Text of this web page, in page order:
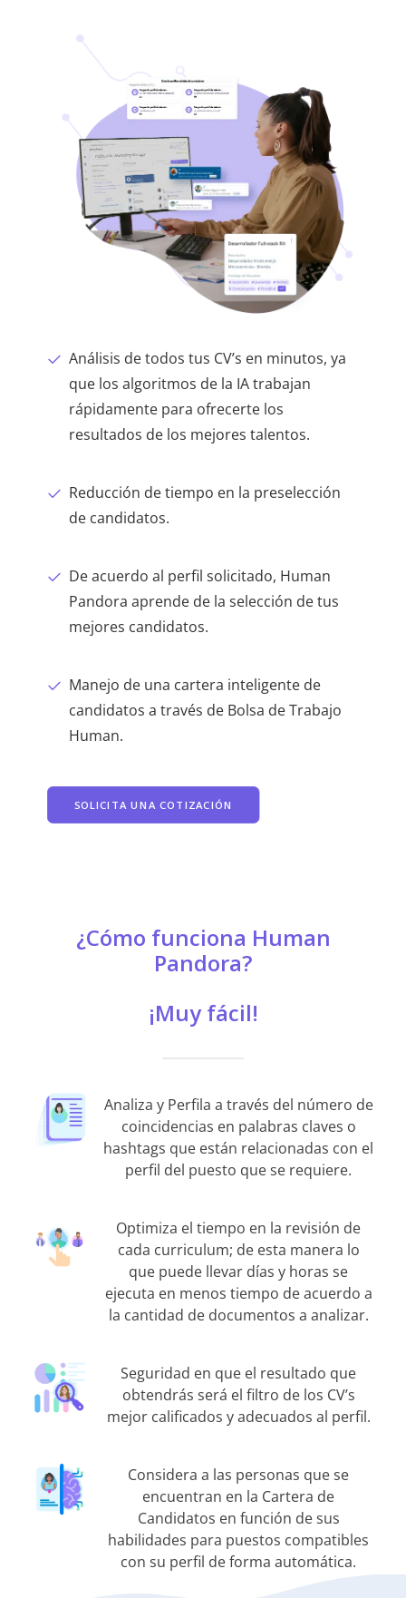
Análisis de todos tus CV’s en minutos, ya
que los algoritmos de la IA trabajan
rápidamente para ofrecerte los
resultados de los mejores talentos.
Reducción de tiempo en la preselección
de candidatos.
De acuerdo al perfil solicitado, Human
Pandora aprende de la selección de tus
mejores candidatos.
Manejo de una cartera inteligente de
candidatos a través de Bolsa de Trabajo
Human.
SOLICITA UNA COTIZACIÓN
¿Cómo funciona Human
Pandora?
¡Muy fácil!
Analiza y Perfila a través del número de
coincidencias en palabras claves o
hashtags que están relacionadas con el
perfil del puesto que se requiere.
Optimiza el tiempo en la revisión de
cada curriculum; de esta manera lo
que puede llevar días y horas se
ejecuta en menos tiempo de acuerdo a
la cantidad de documentos a analizar.
Seguridad en que el resultado que
obtendrás será el filtro de los CV’s
mejor calificados y adecuados al perfil.
Considera a las personas que se
encuentran en la Cartera de
Candidatos en función de sus
habilidades para puestos compatibles
con su perfil de forma automática.